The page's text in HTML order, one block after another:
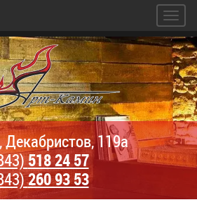
Декабристов, 119а
518 24 57
260 93 53